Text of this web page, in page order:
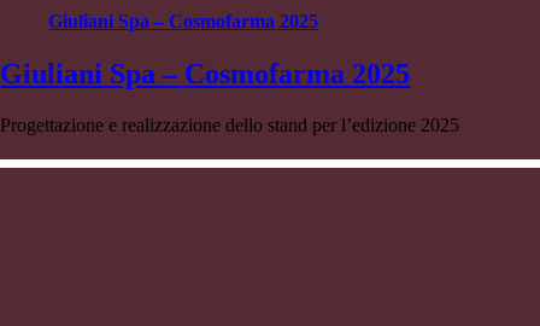
Giuliani Spa – Cosmofarma 2025
Giuliani Spa – Cosmofarma 2025
Progettazione e realizzazione dello stand per l’edizione 2025